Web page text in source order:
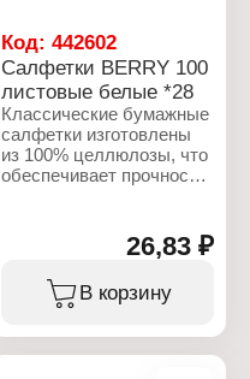
Код:442602
Салфетки BERRY 100
листовые белые *28
Классические бумажные
салфетки изготовлены
из 100% целлюлозы, что
обеспечивает прочность
Характеристики:
Бренд: Berry
Тип товара: Салфетки
Назначение: столовые
Цвет: белый
26,83 ₽
В корзину